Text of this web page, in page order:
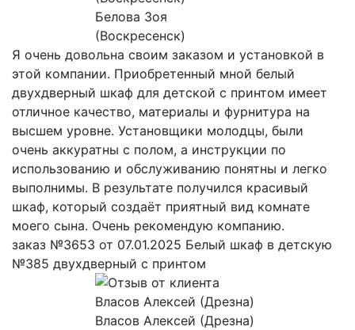
Белова Зоя
(Воскресенск)
Я очень довольна своим заказом и установкой в
этой компании. Приобретенный мной белый
двухдверный шкаф для детской с принтом имеет
отличное качество, материалы и фурнитура на
высшем уровне. Установщики молодцы, были
очень аккуратны с полом, а инструкции по
использованию и обслуживанию понятны и легко
выполнимы. В результате получился красивый
шкаф, который создаёт приятный вид комнате
моего сына. Очень рекомендую компанию.
заказ №3653 от 07.01.2025 Белый шкаф в детскую
№385 двухдверный с принтом
Власов Алексей (Дрезна)